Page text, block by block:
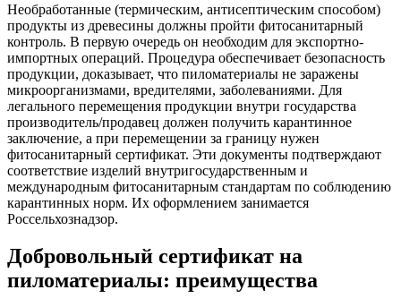
Необработанные (термическим, антисептическим способом)
продукты из древесины должны пройти фитосанитарный
контроль. В первую очередь он необходим для экспортно-
импортных операций. Процедура обеспечивает безопасность
продукции, доказывает, что пиломатериалы не заражены
микроорганизмами, вредителями, заболеваниями. Для
легального перемещения продукции внутри государства
производитель/продавец должен получить карантинное
заключение, а при перемещении за границу нужен
фитосанитарный сертификат. Эти документы подтверждают
соответствие изделий внутригосударственным и
международным фитосанитарным стандартам по соблюдению
карантинных норм. Их оформлением занимается
Россельхознадзор.
Добровольный сертификат на
пиломатериалы: преимущества